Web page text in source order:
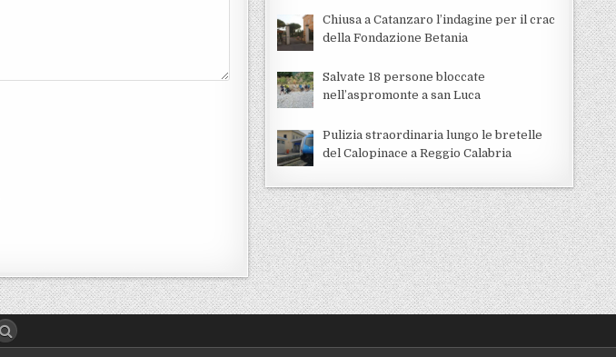
Chiusa a Catanzaro l’indagine per il crac
della Fondazione Betania
Salvate 18 persone bloccate
nell’aspromonte a san Luca
Pulizia straordinaria lungo le bretelle
del Calopinace a Reggio Calabria